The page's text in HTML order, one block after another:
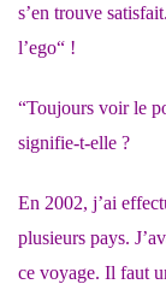
s’en trouve
l’ego“ !
“Toujours voir le
signifie-t-elle ?
En 2002, j’ai
plusieurs pays.
ce voyage. Il faut